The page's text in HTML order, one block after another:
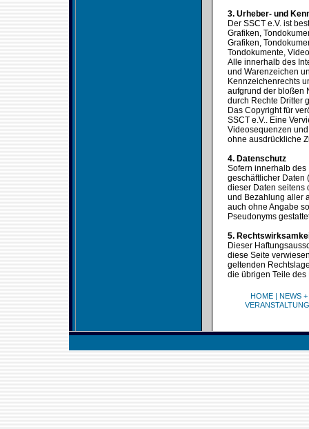
3. Urheber- und
Der SSCT e.V. ist
Grafiken,
Grafiken,
Tondokumente,
Alle innerhalb des
und Warenzeichen
Kennzeichenrechts
aufgrund der bloßen
durch Rechte Dritter
Das Copyright für
SSCT e.V.. Eine
Videosequenzen
ohne ausdrückliche
4. Datenschutz
Sofern innerhalb
geschäftlicher Daten
dieser Daten seitens
und Bezahlung aller
auch ohne Angabe
Pseudonyms
5.
Dieser
diese Seite
geltenden
die übrigen Teile
HOME| NEWS